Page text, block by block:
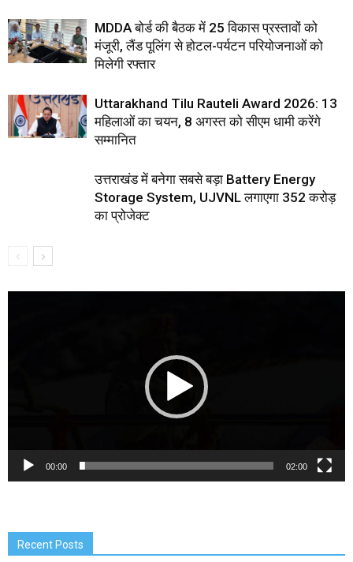
MDDA बोर्ड की बैठक में 25 विकास प्रस्तावों को
मंजूरी, लैंड पूलिंग से होटल-पर्यटन परियोजनाओं को
मिलेगी रफ्तार
Uttarakhand Tilu Rauteli Award 2026: 13
महिलाओं का चयन, 8 अगस्त को सीएम धामी करेंगे
सम्मानित
उत्तराखंड में बनेगा सबसे बड़ा Battery Energy
Storage System, UJVNL लगाएगा 352 करोड़
का प्रोजेक्ट
00:00 02:00
Recent Posts